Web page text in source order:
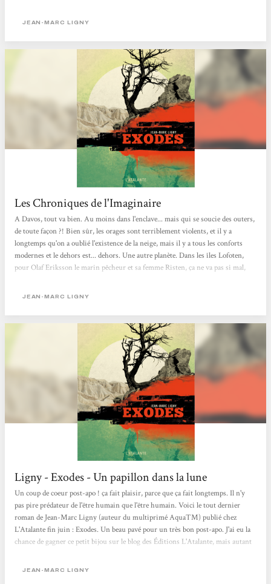
menace des Boutefeux, Mange-morts et autres marginaux. Si le roman de
JEAN-MARC LIGNY
Les Chroniques de l'Imaginaire
A Davos, tout va bien. Au moins dans l'enclave... mais qui se soucie des outers,
de toute façon ?! Bien sûr, les orages sont terriblement violents, et il y a
longtemps qu'on a oublié l'existence de la neige, mais il y a tous les conforts
modernes et le dehors est... dehors. Une autre planète. Dans les îles Lofoten,
pour Olaf Eriksson le marin pêcheur et sa femme Risten, ça ne va pas si mal,
mine. Jusqu'à la disparition de leur fils. A Saint-Polgues aussi, ça peut aller,
JEAN-MARC LIGNY
Ligny - Exodes - Un papillon dans la lune
Un coup de coeur post-apo ! ça fait plaisir, parce que ça fait longtemps. Il n'y
pas pire prédateur de l'être humain que l'être humain. Voici le tout dernier
roman de Jean-Marc Ligny (auteur du multiprimé AquaTM) publié chez
L'Atalante fin juin : Exodes. Un beau pavé pour un très bon post-apo. J'ai eu la
chance de gagner ce petit bijou sur le blog des Éditions L'Atalante, mais autant
apo choral nous raconte les histoires parallèles de divers personnages en
JEAN-MARC LIGNY